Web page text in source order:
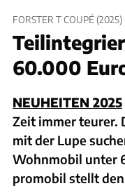
FORSTER T COUPÉ (2025)
60.000
NEUHEITEN 2025
Zeit immer teurer.
mit der Lupe
Wohnmobil unter
promobil stellt